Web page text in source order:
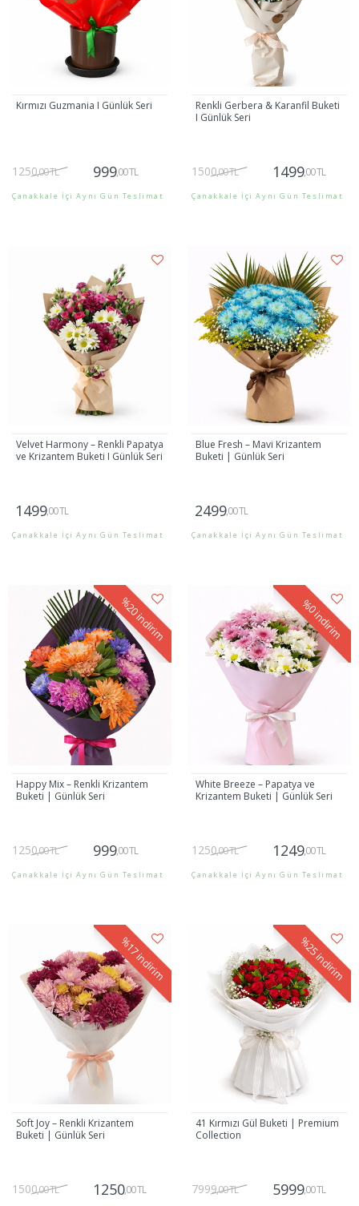
Kırmızı Guzmania I Günlük Seri
1250,00 TL 999,00 TL
Çanakkale İçi Aynı Gün Teslimat
Renkli Gerbera & Karanfil Buketi
I Günlük Seri
1500,00 TL 1499,00 TL
Çanakkale İçi Aynı Gün Teslimat
Velvet Harmony – Renkli Papatya
ve Krizantem Buketi I Günlük Seri
1499,00 TL
Çanakkale İçi Aynı Gün Teslimat
Blue Fresh – Mavi Krizantem
Buketi | Günlük Seri
2499,00 TL
Çanakkale İçi Aynı Gün Teslimat
%20
indirim
Happy Mix – Renkli Krizantem
Buketi | Günlük Seri
1250,00 TL 999,00 TL
Çanakkale İçi Aynı Gün Teslimat
%0
indirim
White Breeze – Papatya ve
Krizantem Buketi | Günlük Seri
1250,00 TL 1249,00 TL
Çanakkale İçi Aynı Gün Teslimat
%17
indirim
Soft Joy – Renkli Krizantem
Buketi | Günlük Seri
1500,00 TL 1250,00 TL
%25
indirim
41 Kırmızı Gül Buketi | Premium
Collection
7999,00 TL 5999,00 TL